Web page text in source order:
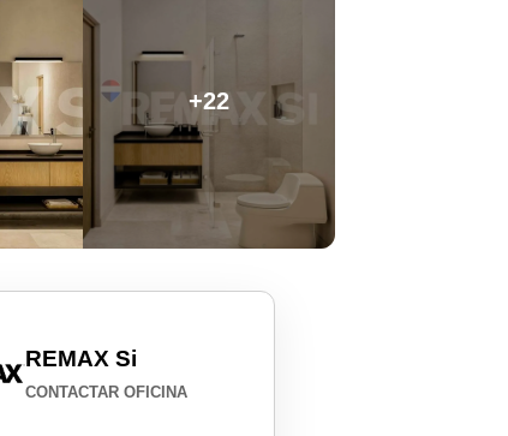
+22
REMAX Si
CONTACTAR OFICINA